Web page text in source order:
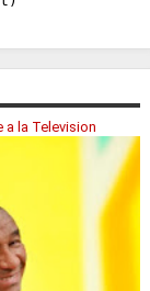
a la Television